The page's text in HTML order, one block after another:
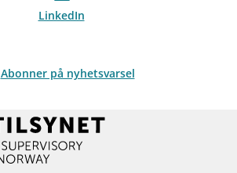
LinkedIn
Abonner på nyhetsvarsel